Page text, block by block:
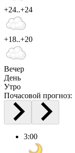
+24..+24
+18..+20
Вечер
День
Утро
Почасовой прогноз:
3:00